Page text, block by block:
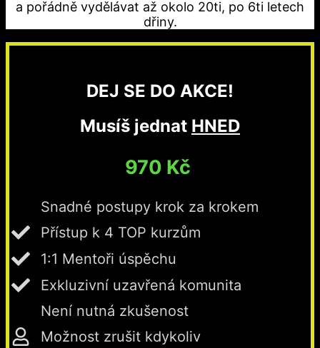
a pořádně vydělávat až okolo 20ti, po 6ti letech
dřiny.
DEJ SE DO AKCE!
Musíš jednat HNED
970 Kč
Snadné postupy krok za krokem
Přístup k 4 TOP kurzům
1:1 Mentoři úspěchu
Exkluzivní uzavřená komunita
Není nutná zkušenost
Možnost zrušit kdykoliv